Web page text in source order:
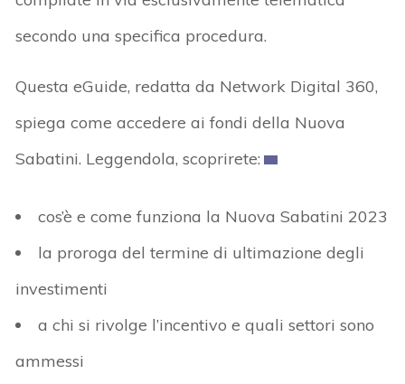
secondo una specifica procedura.
Questa eGuide, redatta da Network Digital 360,
spiega come accedere ai fondi della Nuova
Sabatini. Leggendola, scoprirete:
cos’è e come funziona la Nuova Sabatini 2023
la proroga del termine di ultimazione degli
investimenti
a chi si rivolge l’incentivo e quali settori sono
ammessi